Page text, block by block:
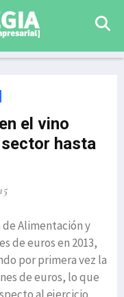
el vino
hasta
Alimentación y
de euros en 2013,
por primera vez la
de euros, lo que